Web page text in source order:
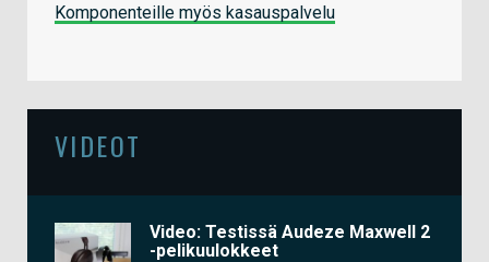
Komponenteille myös kasauspalvelu
VIDEOT
Video: Testissä Audeze Maxwell 2
-pelikuulokkeet